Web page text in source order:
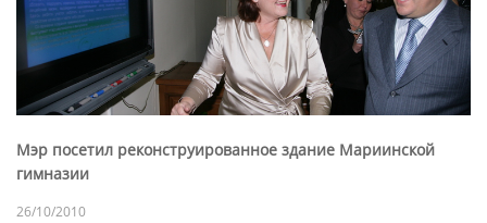
Мэр посетил реконструированное здание Мариинской
гимназии
26/10/2010